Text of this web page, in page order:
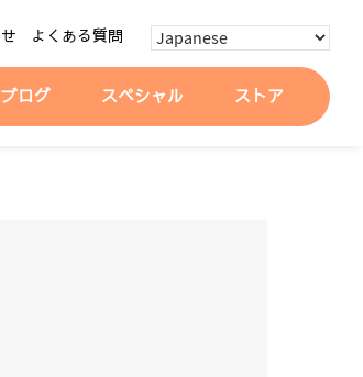
よくある質問
ログ スペシャル ストア